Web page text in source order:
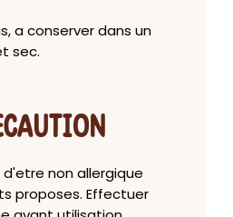
a conserver dans un
sec.
non allergique
proposes. Effectuer